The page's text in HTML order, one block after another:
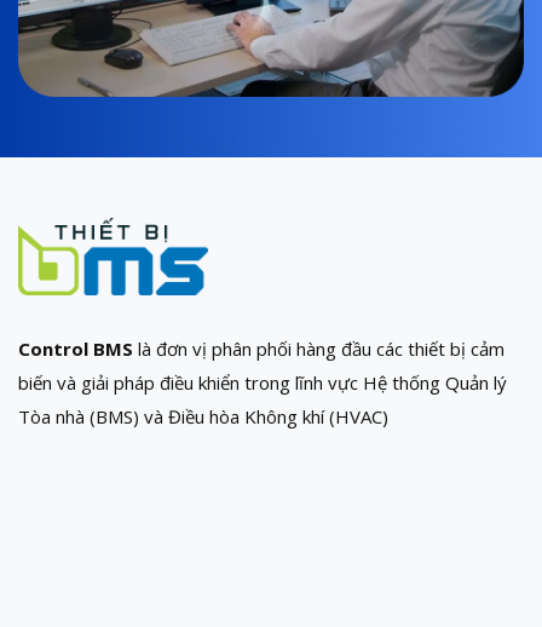
Control BMS là đơn vị phân phối hàng đầu các thiết bị cảm
biến và giải pháp điều khiển trong lĩnh vực Hệ thống Quản lý
Tòa nhà (BMS) và Điều hòa Không khí (HVAC)